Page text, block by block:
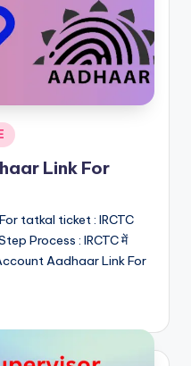
Link For
tatkal ticket : IRCTC
Process : IRCTC में
Aadhaar Link For